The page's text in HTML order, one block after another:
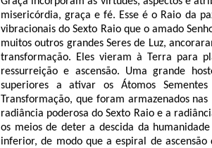
misericórdia, graça e fé. Esse é o Raio da
vibracionais do Sexto Raio que o amado
muitos outros grandes Seres de Luz,
transformação. Eles vieram à Terra para
ressurreição e ascensão. Uma grande
superiores a ativar os Átomos
Transformação, que foram armazenados
radiância poderosa do Sexto Raio e a
os meios de deter a descida da
inferior, de modo que a espiral de